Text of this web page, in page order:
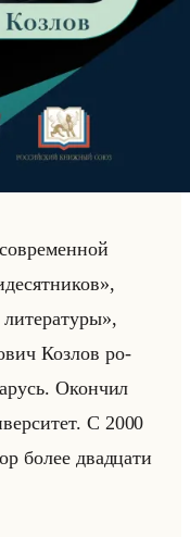
Коз­лов ро­
Окон­чил
С 2000
более два­дца­ти